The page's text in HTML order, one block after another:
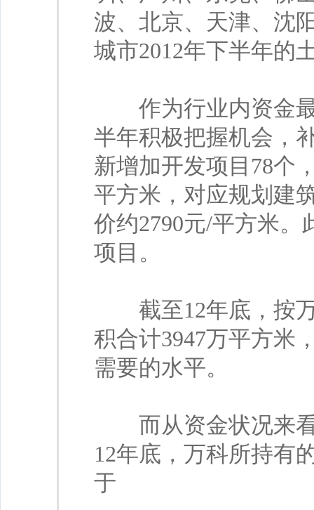
波、北京、天津、沈
城市2012年下半年的
作为行业内资金最
半年积极把握机会，
新增加开发项目78个
平方米，对应规划建
价约2790元/平方米
项目。
截至12年底，按万
积合计3947万平方米
需要的水平。
而从资金状况来看
12年底，万科所持有
于